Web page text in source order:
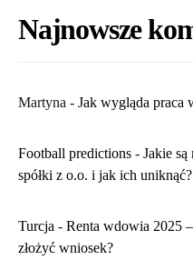
Najnowsze
Martyna - ​Jak wygląda praca
Football predictions - Jakie są
spółki z o.o. i jak ich uniknąć?
Turcja - Renta wdowia 2025
złożyć wniosek?